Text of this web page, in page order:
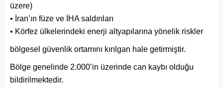
üzere)
• İran’ın füze ve İHA saldırıları
• Körfez ülkelerindeki enerji altyapılarına yönelik riskler
bölgesel güvenlik ortamını kırılgan hale getirmiştir.
Bölge genelinde 2.000’in üzerinde can kaybı olduğu
bildirilmektedir.